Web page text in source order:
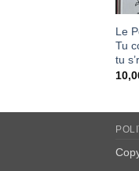
Le
Tu
tu